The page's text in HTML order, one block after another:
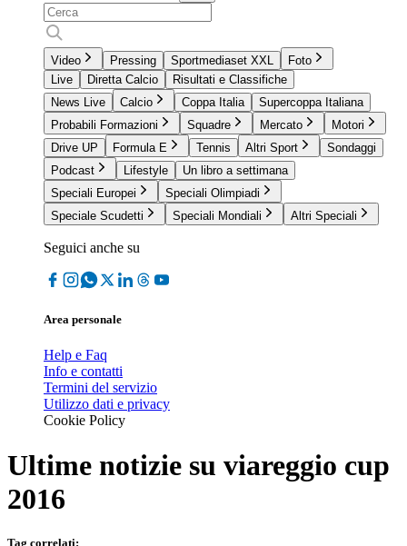
Video Pressing Sportmediaset XXL
Foto
Live
Diretta Calcio
Risultati e Classifiche
News Live
Calcio Coppa Italia
Supercoppa Italiana
Probabili Formazioni
Squadre Mercato
Motori
Drive UP
Formula E Tennis Altri Sport
Sondaggi
Podcast
Lifestyle
Un libro a settimana
Speciali Europei
Speciali Olimpiadi
Speciale Scudetti
Speciali Mondiali Altri Speciali
Seguici anche su
Area personale
Help e Faq
Info e contatti
Termini del servizio
Utilizzo dati e privacy
Cookie Policy
Ultime notizie su viareggio cup
2016
Tag correlati: